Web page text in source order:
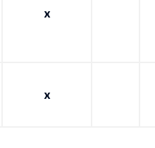
x
x